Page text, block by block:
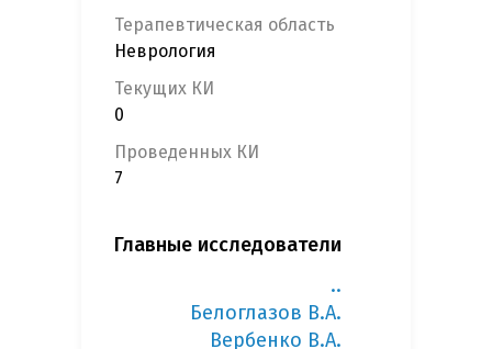
Терапевтическая область
Неврология
Текущих КИ
0
Проведенных КИ
7
Главные исследователи
..
Белоглазов В.А.
Вербенко В.А.